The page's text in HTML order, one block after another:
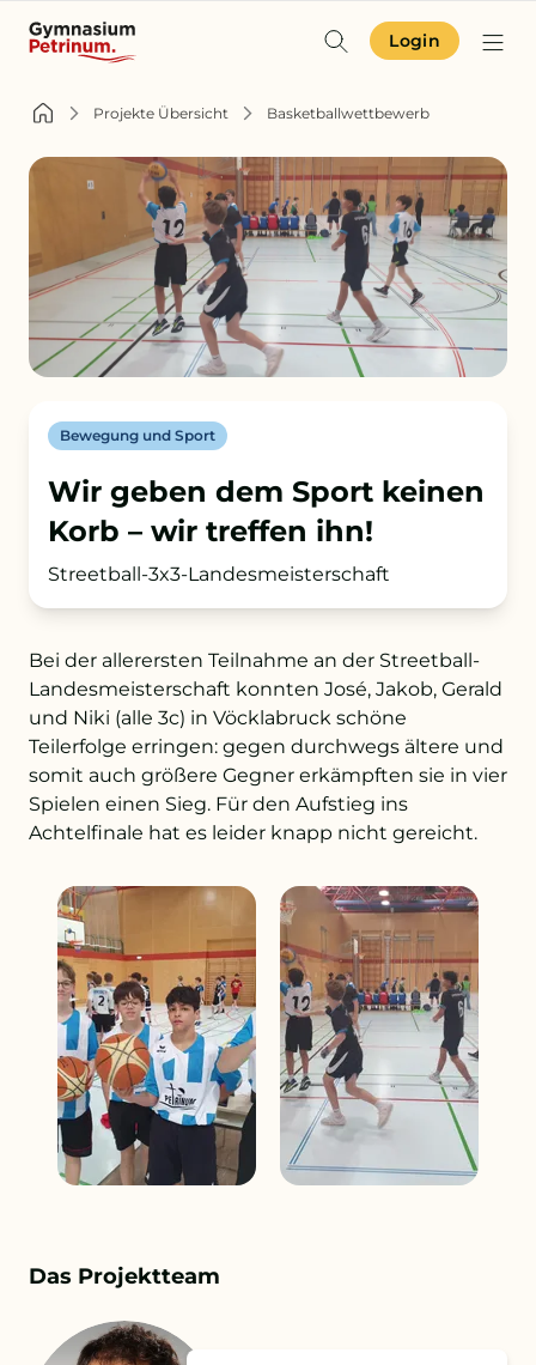
Identität & Angebot
Projekte & Aktuelles
Schulgemeinschaft
Orientierung
Zum Schulkompass
Zur Aufnahme
+43 732 736 581 - 4411
schule@petrinum.at
Stellenangebote
Logout
Login
Projekte Übersicht Basketballwettbewerb
Bewegung und Sport
Wir geben dem Sport keinen
Korb – wir treffen ihn!
Streetball-3x3-Landesmeisterschaft
Bei der allerersten Teilnahme an der Streetball-
Landesmeisterschaft konnten José, Jakob, Gerald
und Niki (alle 3c) in Vöcklabruck schöne
Teilerfolge erringen: gegen durchwegs ältere und
somit auch größere Gegner erkämpften sie in vier
Spielen einen Sieg. Für den Aufstieg ins
Achtelfinale hat es leider knapp nicht gereicht.
Das Projektteam